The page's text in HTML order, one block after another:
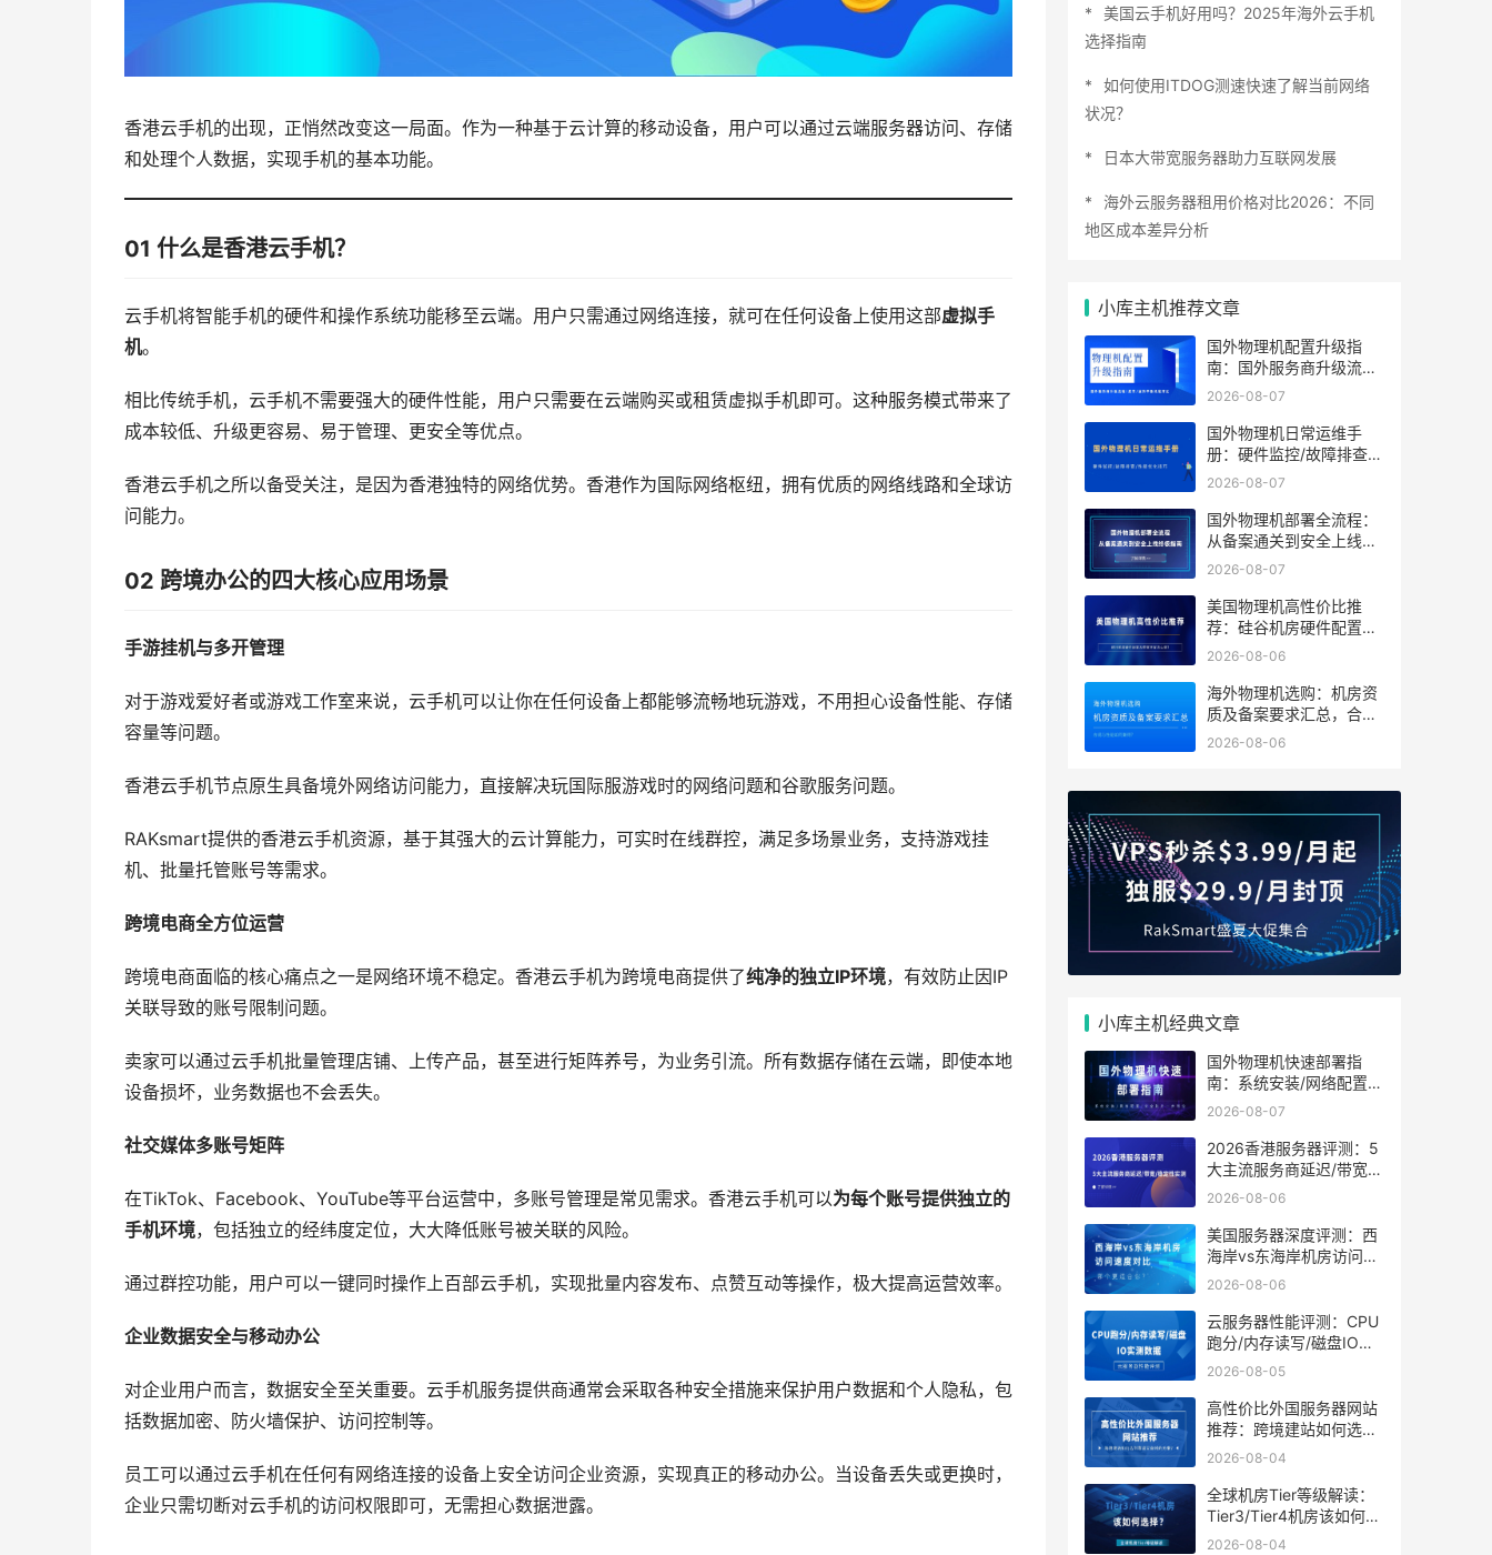
香港云手机的出现，正悄然改变这一局面。作为一种基于云计算的移动设备，用户可以通过云端服务器访问、存储
和处理个人数据，实现手机的基本功能。
01 什么是香港云手机？
云手机将智能手机的硬件和操作系统功能移至云端。用户只需通过网络连接，就可在任何设备上使用这部虚拟手
机。
相比传统手机，云手机不需要强大的硬件性能，用户只需要在云端购买或租赁虚拟手机即可。这种服务模式带来了
成本较低、升级更容易、易于管理、更安全等优点。
香港云手机之所以备受关注，是因为香港独特的网络优势。香港作为国际网络枢纽，拥有优质的网络线路和全球访
问能力。
02 跨境办公的四大核心应用场景
手游挂机与多开管理
对于游戏爱好者或游戏工作室来说，云手机可以让你在任何设备上都能够流畅地玩游戏，不用担心设备性能、存储
容量等问题。
香港云手机节点原生具备境外网络访问能力，直接解决玩国际服游戏时的网络问题和谷歌服务问题。
RAKsmart提供的香港云手机资源，基于其强大的云计算能力，可实时在线群控，满足多场景业务，支持游戏挂
机、批量托管账号等需求。
跨境电商全方位运营
跨境电商面临的核心痛点之一是网络环境不稳定。香港云手机为跨境电商提供了纯净的独立IP环境，有效防止因IP
关联导致的账号限制问题。
卖家可以通过云手机批量管理店铺、上传产品，甚至进行矩阵养号，为业务引流。所有数据存储在云端，即使本地
设备损坏，业务数据也不会丢失。
社交媒体多账号矩阵
在TikTok、Facebook、YouTube等平台运营中，多账号管理是常见需求。香港云手机可以为每个账号提供独立的
手机环境，包括独立的经纬度定位，大大降低账号被关联的风险。
通过群控功能，用户可以一键同时操作上百部云手机，实现批量内容发布、点赞互动等操作，极大提高运营效率。
企业数据安全与移动办公
对企业用户而言，数据安全至关重要。云手机服务提供商通常会采取各种安全措施来保护用户数据和个人隐私，包
括数据加密、防火墙保护、访问控制等。
员工可以通过云手机在任何有网络连接的设备上安全访问企业资源，实现真正的移动办公。当设备丢失或更换时，
企业只需切断对云手机的访问权限即可，无需担心数据泄露。
美国云手机好用吗？2025年海外云手机
选择指南
如何使用ITDOG测速快速了解当前网络
状况？
日本大带宽服务器助力互联网发展
海外云服务器租用价格对比2026：不同
地区成本差异分析
小库主机推荐文章
国外物理机配置升级指
南：国外服务商升级流程/
成本/业务中断风险对比
2026-08-07
国外物理机日常运维手
册：硬件监控/故障排查/
性能优化技巧
2026-08-07
国外物理机部署全流程：
从备案通关到安全上线终
极指南
2026-08-07
美国物理机高性价比推
荐：硅谷机房硬件配置及
带宽方案怎么选？
2026-08-06
海外物理机选购：机房资
质及备案要求汇总，合规
与性能如何兼得？
2026-08-06
小库主机经典文章
国外物理机快速部署指
南：系统安装/网络配置/
安全防护一步到位
2026-08-07
2026香港服务器评测：5
大主流服务商延迟/带宽/
稳定性实测
2026-08-06
美国服务器深度评测：西
海岸vs东海岸机房访问速
度对比，哪个更适合你？
2026-08-06
云服务器性能评测：CPU
跑分/内存读写/磁盘IO实
测数据
2026-08-05
高性价比外国服务器网站
推荐：跨境建站如何选到
靠谱又省钱的方案？
2026-08-04
全球机房Tier等级解读：
Tier3/Tier4机房该如何选
择？
2026-08-04